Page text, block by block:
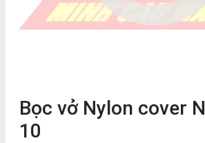
Bọc vở Nylon cover
10